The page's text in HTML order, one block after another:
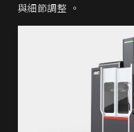
與細節調整 。